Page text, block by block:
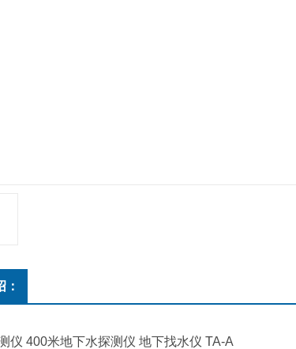
：
仪 400米地下水探测仪 地下找水仪 TA-A